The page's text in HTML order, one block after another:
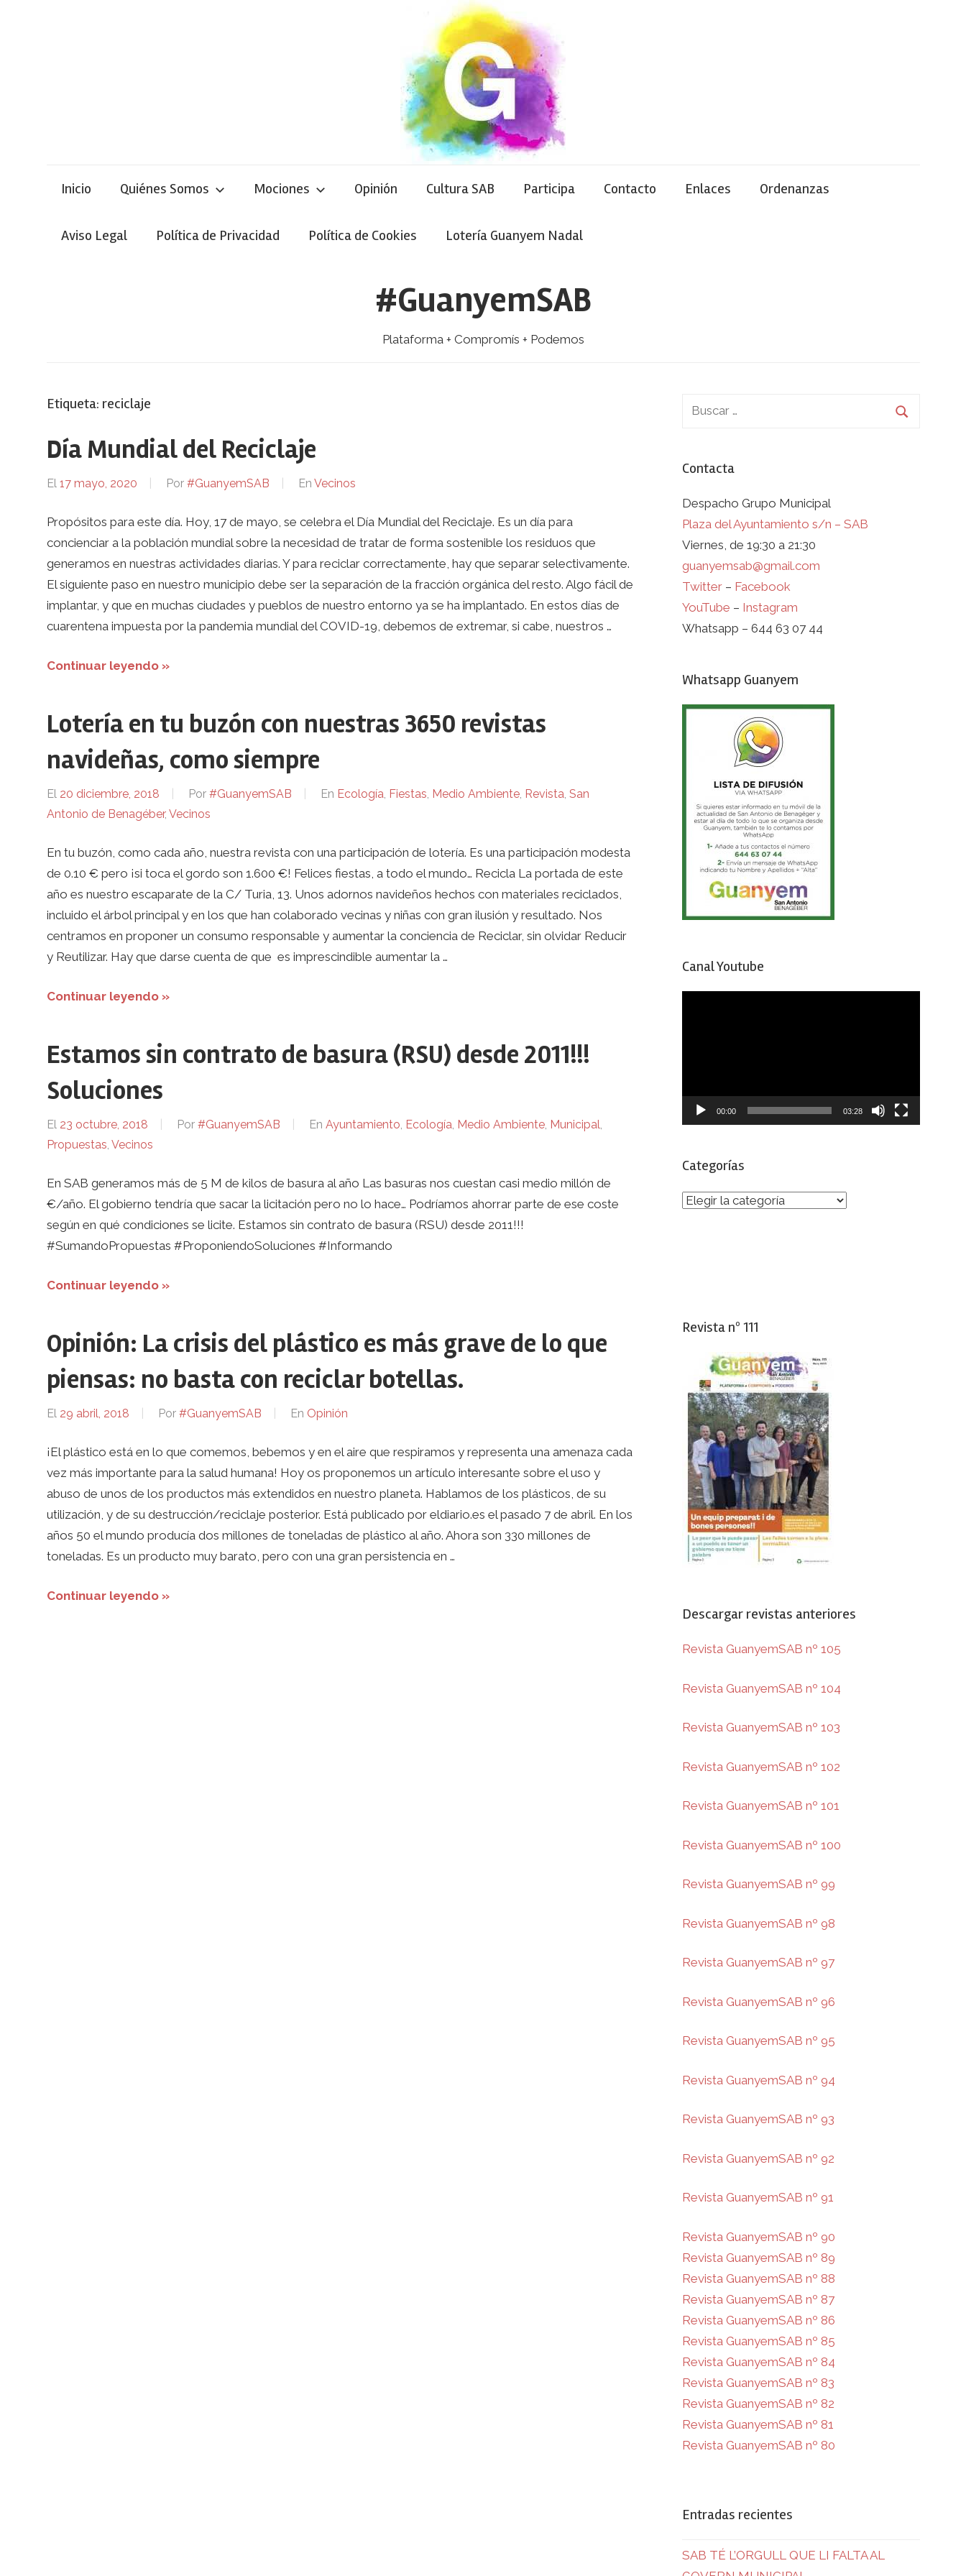
Inicio Quiénes Somos Mociones Opinión Cultura SAB Participa Contacto Enlaces Ordenanzas
Aviso Legal Política de Privacidad Política de Cookies Lotería Guanyem Nadal
#GuanyemSAB
Plataforma + Compromís + Podemos
Etiqueta: reciclaje
Día Mundial del Reciclaje
El 17 mayo, 2020 Por #GuanyemSAB En Vecinos
Propósitos para este día. Hoy, 17 de mayo, se celebra el Día Mundial del Reciclaje. Es un día para
concienciar a la población mundial sobre la necesidad de tratar de forma sostenible los residuos que
generamos en nuestras actividades diarias. Y para reciclar correctamente, hay que separar selectivamente.
El siguiente paso en nuestro municipio debe ser la separación de la fracción orgánica del resto. Algo fácil de
implantar, y que en muchas ciudades y pueblos de nuestro entorno ya se ha implantado. En estos días de
cuarentena impuesta por la pandemia mundial del COVID-19, debemos de extremar, si cabe, nuestros …
Continuar leyendo »
Lotería en tu buzón con nuestras 3650 revistas
navideñas, como siempre
El 20 diciembre, 2018 Por #GuanyemSAB En Ecología, Fiestas, Medio Ambiente, Revista, San
Antonio de Benagéber, Vecinos
En tu buzón, como cada año, nuestra revista con una participación de lotería. Es una participación modesta
de 0.10 € pero ¡si toca el gordo son 1.600 €! Felices fiestas, a todo el mundo… Recicla La portada de este
año es nuestro escaparate de la C/ Turia, 13. Unos adornos navideños hechos con materiales reciclados,
incluido el árbol principal y en los que han colaborado vecinas y niñas con gran ilusión y resultado. Nos
centramos en proponer un consumo responsable y aumentar la conciencia de Reciclar, sin olvidar Reducir
y Reutilizar. Hay que darse cuenta de que es imprescindible aumentar la …
Continuar leyendo »
Estamos sin contrato de basura (RSU) desde 2011!!!
Soluciones
El 23 octubre, 2018 Por #GuanyemSAB En Ayuntamiento, Ecología, Medio Ambiente, Municipal,
Propuestas, Vecinos
En SAB generamos más de 5 M de kilos de basura al año Las basuras nos cuestan casi medio millón de
€/año. El gobierno tendría que sacar la licitación pero no lo hace… Podríamos ahorrar parte de ese coste
según en qué condiciones se licite. Estamos sin contrato de basura (RSU) desde 2011!!!
#SumandoPropuestas #ProponiendoSoluciones #Informando
Continuar leyendo »
Opinión: La crisis del plástico es más grave de lo que
piensas: no basta con reciclar botellas.
El 29 abril, 2018 Por #GuanyemSAB En Opinión
¡El plástico está en lo que comemos, bebemos y en el aire que respiramos y representa una amenaza cada
vez más importante para la salud humana! Hoy os proponemos un artículo interesante sobre el uso y
abuso de unos de los productos más extendidos en nuestro planeta. Hablamos de los plásticos, de su
utilización, y de su destrucción/reciclaje posterior. Está publicado por eldiario.es el pasado 7 de abril. En los
años 50 el mundo producía dos millones de toneladas de plástico al año. Ahora son 330 millones de
toneladas. Es un producto muy barato, pero con una gran persistencia en …
Continuar leyendo »
Contacta
Despacho Grupo Municipal
Plaza del Ayuntamiento s/n – SAB
Viernes, de 19:30 a 21:30
guanyemsab@gmail.com
Twitter – Facebook
YouTube – Instagram
Whatsapp – 644 63 07 44
Whatsapp Guanyem
Canal Youtube
00:00 03:28
Categorías
Categorías
Revista nº 111
Descargar revistas anteriores
Revista GuanyemSAB nº 105
Revista GuanyemSAB nº 104
Revista GuanyemSAB nº 103
Revista GuanyemSAB nº 102
Revista GuanyemSAB nº 101
Revista GuanyemSAB nº 100
Revista GuanyemSAB nº 99
Revista GuanyemSAB nº 98
Revista GuanyemSAB nº 97
Revista GuanyemSAB nº 96
Revista GuanyemSAB nº 95
Revista GuanyemSAB nº 94
Revista GuanyemSAB nº 93
Revista GuanyemSAB nº 92
Revista GuanyemSAB nº 91
Revista GuanyemSAB nº 90
Revista GuanyemSAB nº 89
Revista GuanyemSAB nº 88
Revista GuanyemSAB nº 87
Revista GuanyemSAB nº 86
Revista GuanyemSAB nº 85
Revista GuanyemSAB nº 84
Revista GuanyemSAB nº 83
Revista GuanyemSAB nº 82
Revista GuanyemSAB nº 81
Revista GuanyemSAB nº 80
Entradas recientes
SAB TÉ L’ORGULL QUE LI FALTA AL